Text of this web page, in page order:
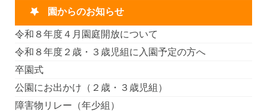
園からのお知らせ
令和８年度４月園庭開放について
令和８年度２歳・３歳児組に入園予定の方へ
卒園式
公園にお出かけ（２歳・３歳児組）
障害物リレー（年少組）